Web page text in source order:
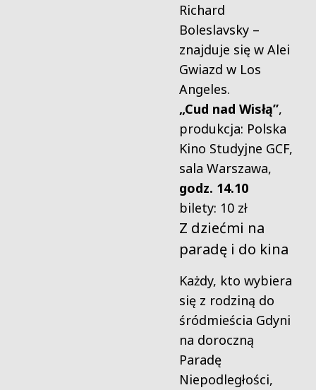
Richard
Boleslavsky –
znajduje się w Alei
Gwiazd w Los
Angeles.
„Cud nad Wisłą”,
produkcja: Polska
Kino Studyjne GCF,
sala Warszawa,
godz. 14.10
bilety: 10 zł
Z dziećmi na
paradę i do kina
Każdy, kto wybiera
się z rodziną do
śródmieścia Gdyni
na doroczną
Paradę
Niepodległości,